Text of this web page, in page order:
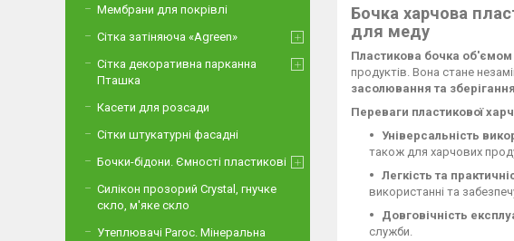
Бочка харчова
для меду
Пластикова бочка об'ємом
продуктів. Вона стане
засолювання та
Переваги пластикової
Універсальність
також для харчових
Легкість та
використанні та
Довговічність
служби.
Мембрани для покрівлі
Сітка затіняюча «Agreen»
Сітка декоративна парканна
Пташка
Касети для розсади
Сітки штукатурні фасадні
Бочки-бідони. Ємності пластикові
Силікон прозорий Crystal, гнучке
скло, м'яке скло
Утеплювачі Paroc. Мінеральна